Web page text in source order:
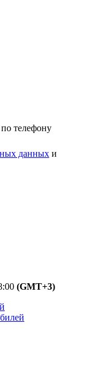
по телефону
данных и
(GMT+3)